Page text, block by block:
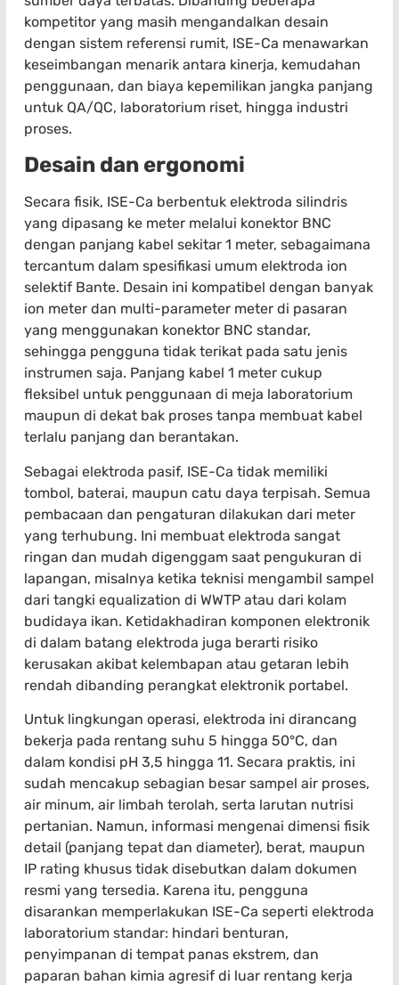
kompetitor yang masih mengandalkan desain
dengan sistem referensi rumit, ISE-Ca menawarkan
keseimbangan menarik antara kinerja, kemudahan
penggunaan, dan biaya kepemilikan jangka panjang
untuk QA/QC, laboratorium riset, hingga industri
proses.
Desain dan ergonomi
Secara fisik, ISE-Ca berbentuk elektroda silindris
yang dipasang ke meter melalui konektor BNC
dengan panjang kabel sekitar 1 meter, sebagaimana
tercantum dalam spesifikasi umum elektroda ion
selektif Bante. Desain ini kompatibel dengan banyak
ion meter dan multi-parameter meter di pasaran
yang menggunakan konektor BNC standar,
sehingga pengguna tidak terikat pada satu jenis
instrumen saja. Panjang kabel 1 meter cukup
fleksibel untuk penggunaan di meja laboratorium
maupun di dekat bak proses tanpa membuat kabel
terlalu panjang dan berantakan.
Sebagai elektroda pasif, ISE-Ca tidak memiliki
tombol, baterai, maupun catu daya terpisah. Semua
pembacaan dan pengaturan dilakukan dari meter
yang terhubung. Ini membuat elektroda sangat
ringan dan mudah digenggam saat pengukuran di
lapangan, misalnya ketika teknisi mengambil sampel
dari tangki equalization di WWTP atau dari kolam
budidaya ikan. Ketidakhadiran komponen elektronik
di dalam batang elektroda juga berarti risiko
kerusakan akibat kelembapan atau getaran lebih
rendah dibanding perangkat elektronik portabel.
Untuk lingkungan operasi, elektroda ini dirancang
bekerja pada rentang suhu 5 hingga 50°C, dan
dalam kondisi pH 3,5 hingga 11. Secara praktis, ini
sudah mencakup sebagian besar sampel air proses,
air minum, air limbah terolah, serta larutan nutrisi
pertanian. Namun, informasi mengenai dimensi fisik
detail (panjang tepat dan diameter), berat, maupun
IP rating khusus tidak disebutkan dalam dokumen
resmi yang tersedia. Karena itu, pengguna
disarankan memperlakukan ISE-Ca seperti elektroda
laboratorium standar: hindari benturan,
penyimpanan di tempat panas ekstrem, dan
paparan bahan kimia agresif di luar rentang kerja